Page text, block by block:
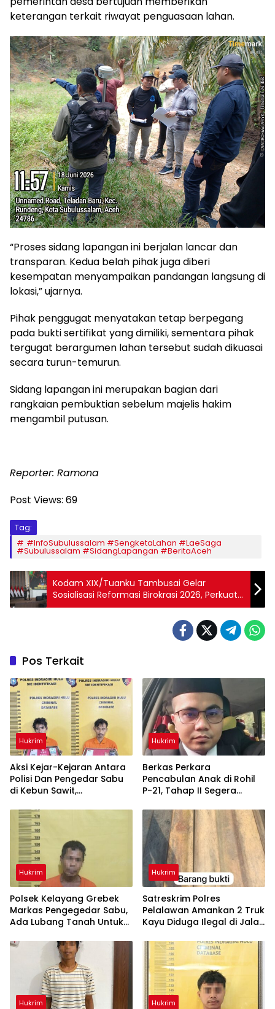
keterangan terkait riwayat penguasaan lahan.
“Proses sidang lapangan ini berjalan lancar dan
transparan. Kedua belah pihak juga diberi
kesempatan menyampaikan pandangan langsung di
lokasi,” ujarnya.
Pihak penggugat menyatakan tetap berpegang
pada bukti sertifikat yang dimiliki, sementara pihak
tergugat berargumen lahan tersebut sudah dikuasai
secara turun-temurun.
Sidang lapangan ini merupakan bagian dari
rangkaian pembuktian sebelum majelis hakim
mengambil putusan.
Reporter: Ramona
Post Views: 69
Tag:
#InfoSubulussalam #SengketaLahan #LaeSaga
#Subulussalam #SidangLapangan #BeritaAceh
Kodam XIX/Tuanku Tambusai Gelar
Sosialisasi Reformasi Birokrasi 2026, Perkuat
Pembangunan Zona Integritas di Seluruh
Pos Terkait
Hukrim
Aksi Kejar-Kejaran Antara
Polisi Dan Pengedar Sabu
di Kebun Sawit,
Ringkus Dua Pelaku
Hukrim
Berkas Perkara
Pencabulan Anak di Rohil
P-21, Tahap II Segera
Hukrim
Polsek Kelayang Grebek
Markas Pengegedar Sabu,
Ada Lubang Tanah Untuk
Hukrim
Satreskrim Polres
Pelalawan Amankan 2 Truk
Kayu Diduga Ilegal di Jalan
Hukrim Hukrim